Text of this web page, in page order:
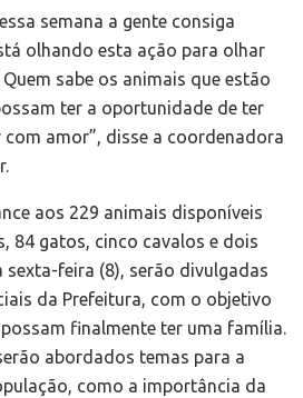
semana a gente consiga
olhando esta ação para olhar
sabe os animais que estão
ter a oportunidade de ter
amor”, disse a coordenadora
aos 229 animais disponíveis
84 gatos, cinco cavalos e dois
sexta-feira (8), serão divulgadas
da Prefeitura, com o objetivo
finalmente ter uma família.
abordados temas para a
como a importância da